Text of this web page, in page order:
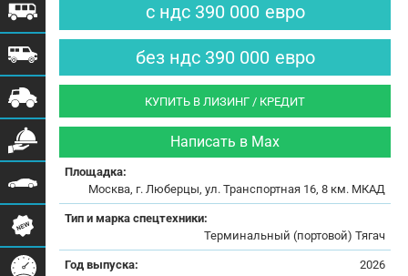
с ндс 390 000 евро
без ндс 390 000 евро
КУПИТЬ В ЛИЗИНГ / КРЕДИТ
Написать в Max
Площадка:
Москва, г. Люберцы, ул. Транспортная 16, 8 км. МКАД
Тип и марка спецтехники:
Терминальный (портовой) Тягач
Год выпуска: 2026